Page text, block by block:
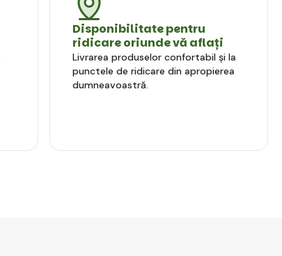
Disponibilitate pentru
ridicare oriunde vă aflați
Livrarea produselor confortabil și la
punctele de ridicare din apropierea
dumneavoastră.